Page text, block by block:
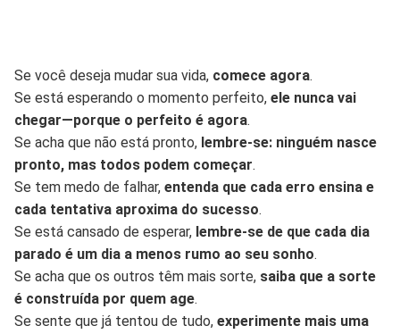
Se você deseja mudar sua vida, comece agora.
Se está esperando o momento perfeito, ele nunca vai
chegar—porque o perfeito é agora.
Se acha que não está pronto, lembre-se: ninguém nasce
pronto, mas todos podem começar.
Se tem medo de falhar, entenda que cada erro ensina e
cada tentativa aproxima do sucesso.
Se está cansado de esperar, lembre-se de que cada dia
parado é um dia a menos rumo ao seu sonho.
Se acha que os outros têm mais sorte, saiba que a sorte
é construída por quem age.
Se sente que já tentou de tudo, experimente mais uma